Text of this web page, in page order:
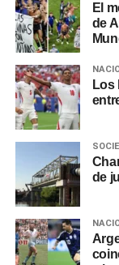
El
de
Los
de